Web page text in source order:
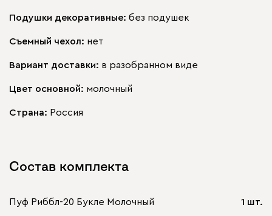
Подушки декоративные: без подушек
Съемный чехол: нет
Вариант доставки: в разобранном виде
Цвет основной: молочный
Страна: Россия
Состав комплекта
Пуф Риббл-20 Букле Молочный 1 шт.